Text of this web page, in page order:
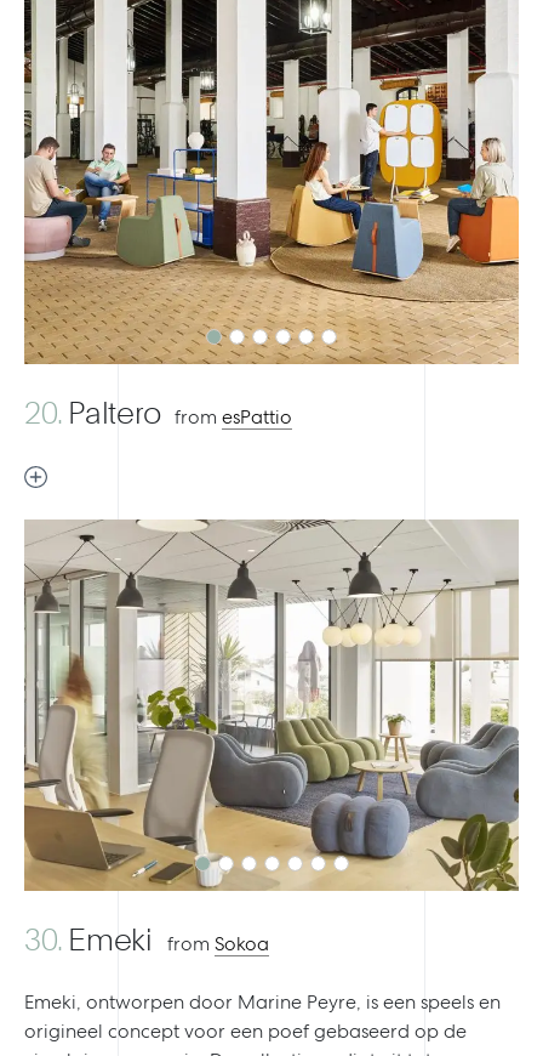
Previous Next
20. Paltero fromesPattio
Previous Next
30. Emeki from Sokoa
Emeki, ontworpen door Marine Peyre, is een speels en
origineel concept voor een poef gebaseerd op de